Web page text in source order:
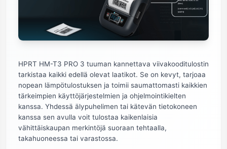
HPRT HM-T3 PRO 3 tuuman kannettava viivakooditulostin
tarkistaa kaikki edellä olevat laatikot. Se on kevyt, tarjoaa
nopean lämpötulostuksen ja toimii saumattomasti kaikkien
tärkeimpien käyttöjärjestelmien ja ohjelmointikielten
kanssa. Yhdessä älypuhelimen tai kätevän tietokoneen
kanssa sen avulla voit tulostaa kaikenlaisia
vähittäiskaupan merkintöjä suoraan tehtaalla,
takahuoneessa tai varastossa.